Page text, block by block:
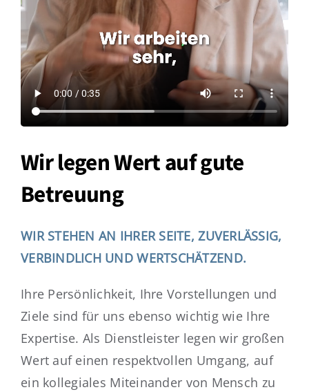
Wir legen Wert auf gute
Betreuung
WIR STEHEN AN IHRER SEITE, ZUVERLÄSSIG,
VERBINDLICH UND WERTSCHÄTZEND.
Ihre Persönlichkeit, Ihre Vorstellungen und
Ziele sind für uns ebenso wichtig wie Ihre
Expertise. Als Dienstleister legen wir großen
Wert auf einen respektvollen Umgang, auf
ein kollegiales Miteinander von Mensch zu